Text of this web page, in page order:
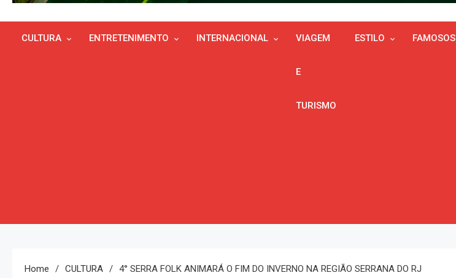
CULTURA ENTRETENIMENTO INTERNACIONAL VIAGEM
E
TURISMO
ESTILO FAMOSOS
Home CULTURA 4° SERRA FOLK ANIMARÁ O FIM DO INVERNO NA REGIÃO SERRANA DO RJ